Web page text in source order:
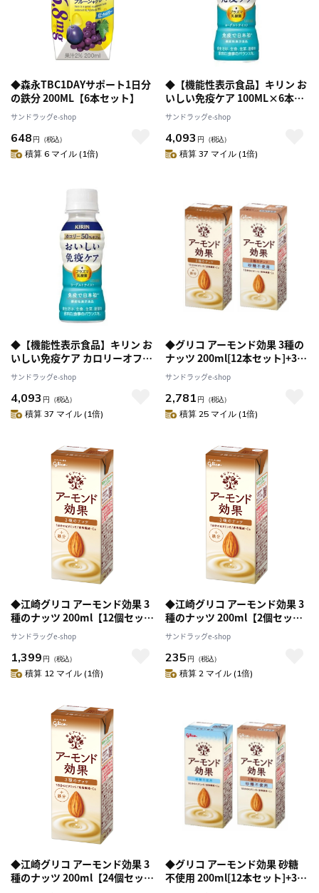
◆森永TBC1DAYサポート1日分
の鉄分 200ML【6本セット】
サンドラッグe-shop
648 円 （税込）
積算 6 マイル (1倍)
◆【機能性表示食品】キリン お
いしい免疫ケア 100ML×6本パ
ック×5個
サンドラッグe-shop
4,093 円 （税込）
積算 37 マイル (1倍)
◆【機能性表示食品】キリン お
いしい免疫ケア カロリーオフ
100ML×6本パック×5個
サンドラッグe-shop
4,093 円 （税込）
積算 37 マイル (1倍)
◆グリコ アーモンド効果 3種の
ナッツ 200ml[12本セット]+3種
のナッツ 砂糖不使用 200ml [12
本セット]
サンドラッグe-shop
2,781 円 （税込）
積算 25 マイル (1倍)
◆江崎グリコ アーモンド効果 3
種のナッツ 200ml【12個セッ
ト】
サンドラッグe-shop
1,399 円 （税込）
積算 12 マイル (1倍)
◆江崎グリコ アーモンド効果 3
種のナッツ 200ml【2個セッ
ト】
サンドラッグe-shop
235 円 （税込）
積算 2 マイル (1倍)
◆江崎グリコ アーモンド効果 3
種のナッツ 200ml【24個セッ
◆グリコ アーモンド効果 砂糖
不使用 200ml[12本セット]+3種